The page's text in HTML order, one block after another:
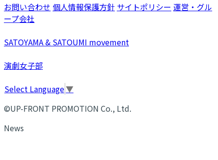
お問い合わせ 個人情報保護方針 サイトポリシー 運営・グル
ープ会社
SATOYAMA & SATOUMI movement
演劇女子部
Select Language▼
©UP-FRONT PROMOTION Co., Ltd.
News